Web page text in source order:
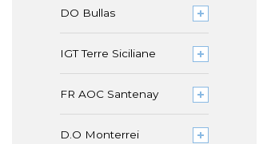
DO Bullas
IGT Terre Siciliane
FR AOC Santenay
D.O Monterrei